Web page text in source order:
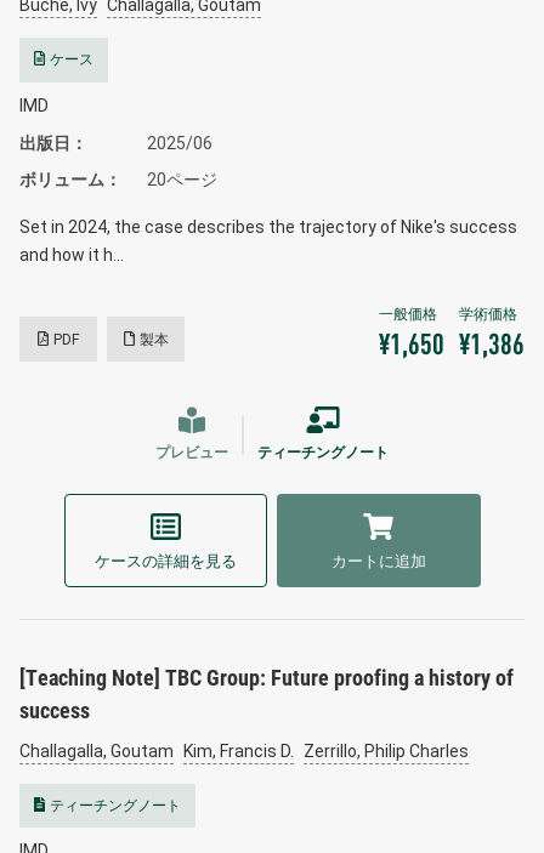
Buche, Ivy Challagalla, Goutam
ケース
IMD
出版日
2025/06
ボリューム
20ページ
Set in 2024, the case describes the trajectory of Nike's success
and how it h…
PDF 製本 ¥1,650 ¥1,386
プレビュー ティーチングノート
ケースの詳細を見る カートに追加
[Teaching Note] TBC Group: Future proofing a history of
success
Challagalla, Goutam Kim, Francis D. Zerrillo, Philip Charles
ティーチングノート